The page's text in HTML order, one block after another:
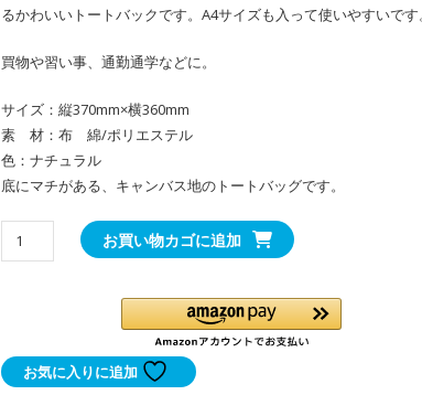
るかわいいトートバックです。A4サイズも入って使いやすいです
買物や習い事、通勤通学などに。
サイズ：縦370mm×横360mm
素 材：布 綿/ポリエステル
色：ナチュラル
底にマチがある、キャンバス地のトートバッグです。
わ
ッ
サ
お買い物カゴに追加
お気に入りに追加